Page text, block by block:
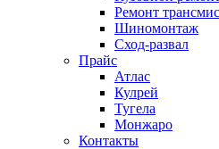
Ремонт
Шиномонтаж
Сход-развал
Прайс
Атлас
Кулрей
Тугела
Монжаро
Контакты